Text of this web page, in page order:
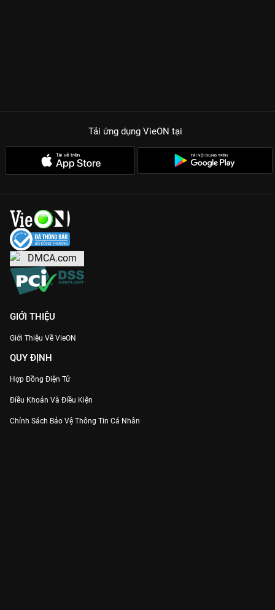
Tải ứng dụng VieON tại
GIỚI THIỆU
Giới Thiệu Về VieON
QUY ĐỊNH
Hợp Đồng Điện Tử
Điều Khoản Và Điều Kiện
Chính Sách Bảo Vệ Thông Tin Cá Nhân